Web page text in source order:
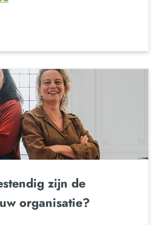
zijn de
organisatie?